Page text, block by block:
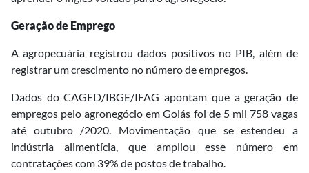
Geração de Emprego
A agropecuária registrou dados positivos no PIB, além de
registrar um crescimento no número de empregos.
Dados do CAGED/IBGE/IFAG apontam que a geração de
empregos pelo agronegócio em Goiás foi de 5 mil 758 vagas
até outubro /2020. Movimentação que se estendeu a
indústria alimentícia, que ampliou esse número em
contratações com 39% de postos de trabalho.